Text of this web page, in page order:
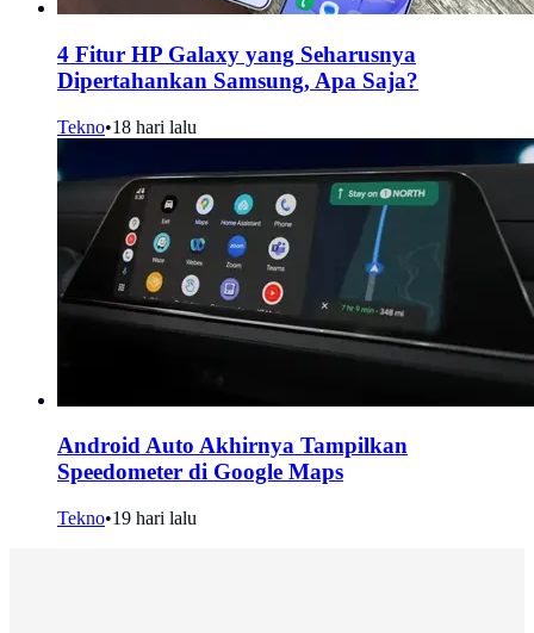
4 Fitur HP Galaxy yang Seharusnya
Dipertahankan Samsung, Apa Saja?
Tekno•18 hari lalu
Android Auto Akhirnya Tampilkan
Speedometer di Google Maps
Tekno•19 hari lalu